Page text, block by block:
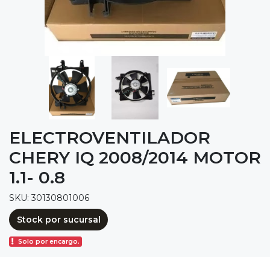
ELECTROVENTILADOR
CHERY IQ 2008/2014 MOTOR
1.1- 0.8
SKU: 30130801006
Stock por sucursal
Solo por encargo.